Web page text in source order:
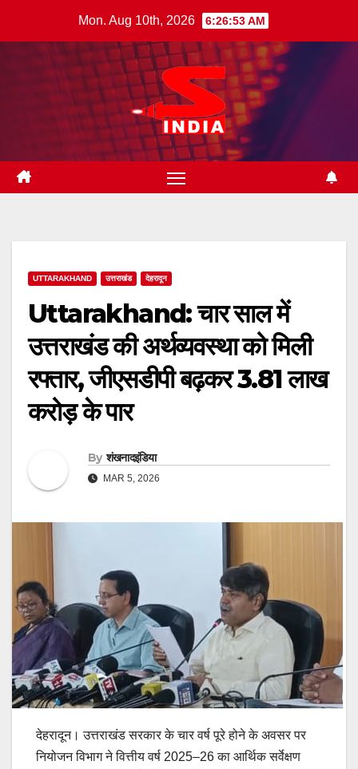
Mon. Aug 10th, 2026 6:26:54 AM
UTTARAKHAND उत्तराखंड देहरादून
Uttarakhand: चार साल में
उत्तराखंड की अर्थव्यवस्था को मिली
रफ्तार, जीएसडीपी बढ़कर 3.81 लाख
करोड़ के पार
By शंखनादइंडिया
MAR 5, 2026
देहरादून। उत्तराखंड सरकार के चार वर्ष पूरे होने के अवसर पर
नियोजन विभाग ने वित्तीय वर्ष 2025–26 का आर्थिक सर्वेक्षण